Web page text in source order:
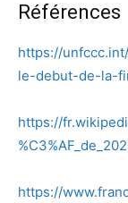
Références
https://
le-debut-de-la-
https://
https://